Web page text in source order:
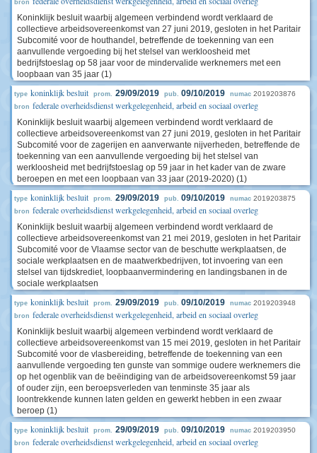
bron
Koninklijk besluit waarbij algemeen verbindend wordt verklaard de
collectieve arbeidsovereenkomst van 27 juni 2019, gesloten in het Paritair
Subcomité voor de houthandel, betreffende de toekenning van een
aanvullende vergoeding bij het stelsel van werkloosheid met
bedrijfstoeslag op 58 jaar voor de mindervalide werknemers met een
loopbaan van 35 jaar (1)
type koninklijk besluit prom. 29/09/2019 pub. 09/10/2019 numac 2019203876
bron federale overheidsdienst werkgelegenheid, arbeid en sociaal overleg
Koninklijk besluit waarbij algemeen verbindend wordt verklaard de
collectieve arbeidsovereenkomst van 27 juni 2019, gesloten in het Paritair
Subcomité voor de zagerijen en aanverwante nijverheden, betreffende de
toekenning van een aanvullende vergoeding bij het stelsel van
werkloosheid met bedrijfstoeslag op 59 jaar in het kader van de zware
beroepen en met een loopbaan van 33 jaar (2019-2020) (1)
type koninklijk besluit prom. 29/09/2019 pub. 09/10/2019 numac 2019203875
bron federale overheidsdienst werkgelegenheid, arbeid en sociaal overleg
Koninklijk besluit waarbij algemeen verbindend wordt verklaard de
collectieve arbeidsovereenkomst van 21 mei 2019, gesloten in het Paritair
Subcomité voor de Vlaamse sector van de beschutte werkplaatsen, de
sociale werkplaatsen en de maatwerkbedrijven, tot invoering van een
stelsel van tijdskrediet, loopbaanvermindering en landingsbanen in de
sociale werkplaatsen
type koninklijk besluit prom. 29/09/2019 pub. 09/10/2019 numac 2019203948
bron federale overheidsdienst werkgelegenheid, arbeid en sociaal overleg
Koninklijk besluit waarbij algemeen verbindend wordt verklaard de
collectieve arbeidsovereenkomst van 15 mei 2019, gesloten in het Paritair
Subcomité voor de vlasbereiding, betreffende de toekenning van een
aanvullende vergoeding ten gunste van sommige oudere werknemers die
op het ogenblik van de beëindiging van de arbeidsovereenkomst 59 jaar
of ouder zijn, een beroepsverleden van tenminste 35 jaar als
loontrekkende kunnen laten gelden en gewerkt hebben in een zwaar
beroep (1)
type koninklijk besluit prom. 29/09/2019 pub. 09/10/2019 numac 2019203950
bron federale overheidsdienst werkgelegenheid, arbeid en sociaal overleg